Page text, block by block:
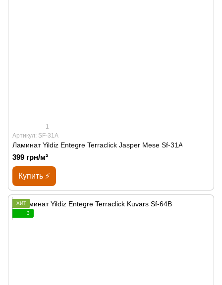
1
Артикул: SF-31A
Ламинат Yildiz Entegre Terraclick Jasper Mese Sf-31A
399 грн/м²
Купить ⚡
ХИТ
3